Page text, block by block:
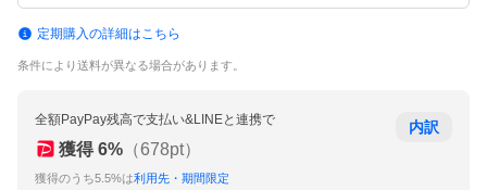
定期購入の詳細はこちら
条件により送料が異なる場合があります。
全額PayPay残高で支払い&LINEと連携で
獲得 6% （678pt）
獲得のうち5.5%は利用先・期間限定
内訳